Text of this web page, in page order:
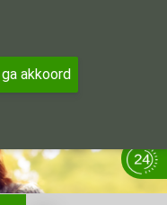
akkoord